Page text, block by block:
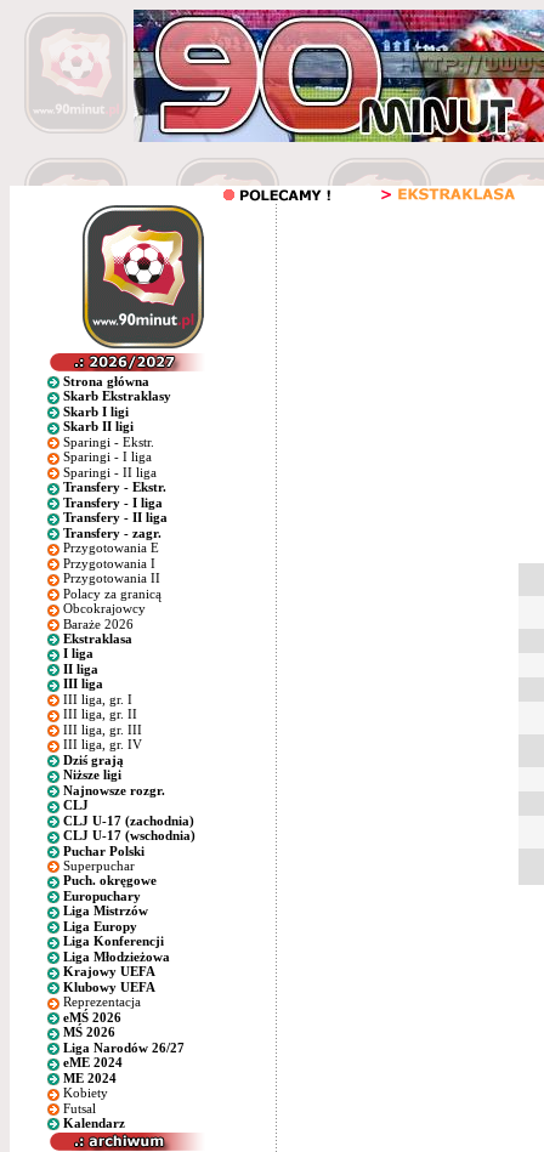
Strona główna
Skarb Ekstraklasy
Skarb I ligi
Skarb II ligi
Sparingi - Ekstr.
Sparingi - I liga
Sparingi - II liga
Transfery - Ekstr.
Transfery - I liga
Transfery - II liga
Transfery - zagr.
Przygotowania E
Przygotowania I
Przygotowania II
Polacy za granicą
Obcokrajowcy
Baraże 2026
Ekstraklasa
I liga
II liga
III liga
III liga, gr. I
III liga, gr. II
III liga, gr. III
III liga, gr. IV
Dziś grają
Niższe ligi
Najnowsze rozgr.
CLJ
CLJ U-17 (zachodnia)
CLJ U-17 (wschodnia)
Puchar Polski
Superpuchar
Puch. okręgowe
Europuchary
Liga Mistrzów
Liga Europy
Liga Konferencji
Liga Młodzieżowa
Krajowy UEFA
Klubowy UEFA
Reprezentacja
eMŚ 2026
MŚ 2026
Liga Narodów 26/27
eME 2024
ME 2024
Kobiety
Futsal
Kalendarz